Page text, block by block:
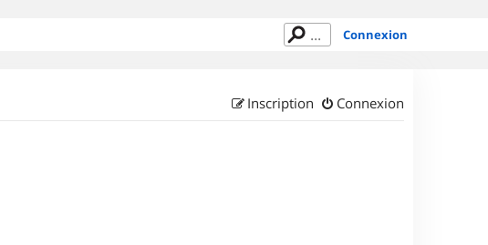
Connexion
Connexion
Inscription